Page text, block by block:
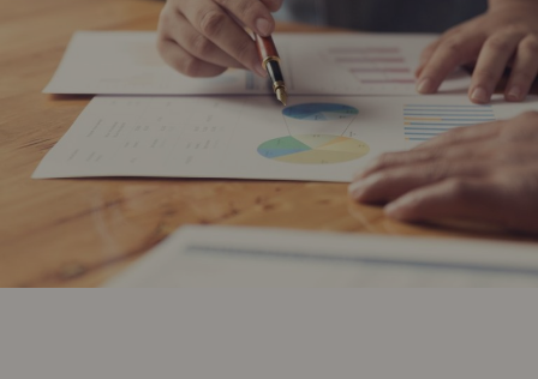
Anlagethemen
Anlagestrategien
Geschäftserfolg
Ansprechpartner